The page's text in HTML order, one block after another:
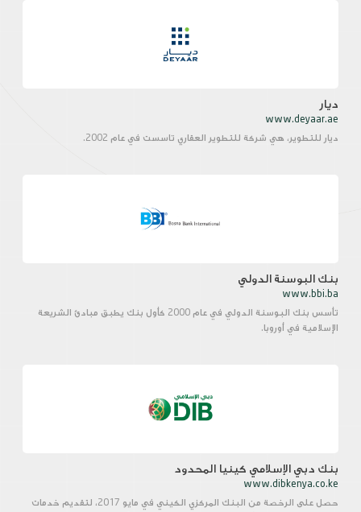
ديار
www.deyaar.ae
ديار للتطوير، هي شركة للتطوير العقاري تاسست في عام 2002.
بنك البوسنة الدولي
www.bbi.ba
تأسس بنك البوسنة الدولي في عام 2000 كأول بنك يطبق مبادئ الشريعة
الإسلامية في أوروبا.
بنك دبي الإسلامي كينيا المحدود
www.dibkenya.co.ke
حصل على الرخصة من البنك المركزي الكيني في مايو 2017، لتقديم خدمات